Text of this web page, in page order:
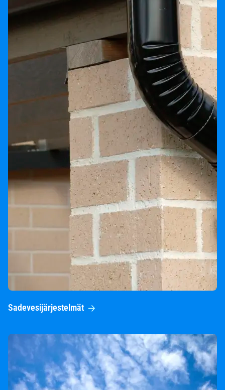
Sadevesijärjestelmät